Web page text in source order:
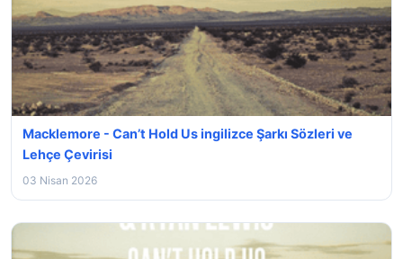
Macklemore - Can’t Hold Us ingilizce Şarkı Sözleri ve
Lehçe Çevirisi
03 Nisan 2026